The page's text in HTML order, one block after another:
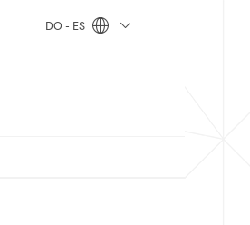
DO - ES